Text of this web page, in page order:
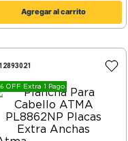
Agregar al carrito
12893021
OFF Extra 1 Pago